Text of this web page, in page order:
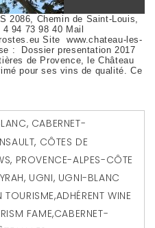
2086, Chemin de Saint-Louis,
94 73 98 40 Mail
Site www.chateau-les-
: Dossier presentation 2017
de Provence, le Château
pour ses vins de qualité. Ce
, CABERNET-
, CÔTES DE
, PROVENCE-ALPES-CÔTE
, UGNI, UGNI-BLANC
TOURISME,ADHÉRENT WINE
FAME,CABERNET-